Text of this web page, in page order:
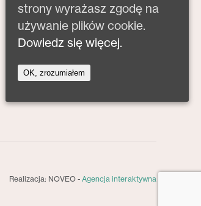
Realizacja: NOVEO - Agencja interaktywna
strony wyrażasz zgodę na
używanie plików cookie.
Dowiedz się więcej.
OK, zrozumiałem